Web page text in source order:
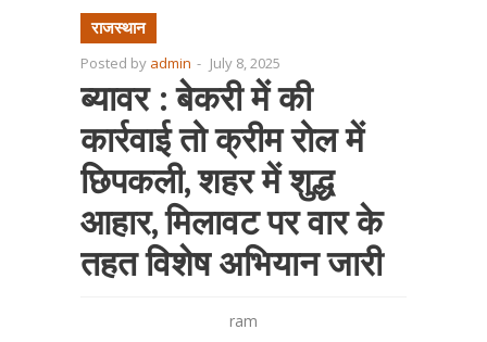
राजस्थान
Posted by admin - July 8, 2025
ब्यावर : बेकरी में की
कार्रवाई तो क्रीम रोल में
छिपकली, शहर में शुद्ध
आहार, मिलावट पर वार के
तहत विशेष अभियान जारी
ram